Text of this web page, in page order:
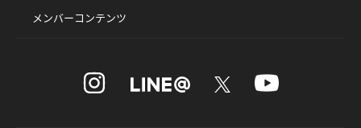
メンバーコンテンツ